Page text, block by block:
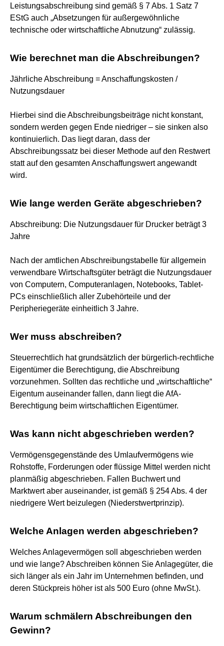
Leistungsabschreibung sind gemäß § 7 Abs. 1 Satz 7
EStG auch „Absetzungen für außergewöhnliche
technische oder wirtschaftliche Abnutzung“ zulässig.
Wie berechnet man die Abschreibungen?
Jährliche Abschreibung = Anschaffungskosten /
Nutzungsdauer
Hierbei sind die Abschreibungsbeiträge nicht konstant,
sondern werden gegen Ende niedriger – sie sinken also
kontinuierlich. Das liegt daran, dass der
Abschreibungssatz bei dieser Methode auf den Restwert
statt auf den gesamten Anschaffungswert angewandt
wird.
Wie lange werden Geräte abgeschrieben?
Abschreibung: Die Nutzungsdauer für Drucker beträgt 3
Jahre
Nach der amtlichen Abschreibungstabelle für allgemein
verwendbare Wirtschaftsgüter beträgt die Nutzungsdauer
von Computern, Computeranlagen, Notebooks, Tablet-
PCs einschließlich aller Zubehörteile und der
Peripheriegeräte einheitlich 3 Jahre.
Wer muss abschreiben?
Steuerrechtlich hat grundsätzlich der bürgerlich-rechtliche
Eigentümer die Berechtigung, die Abschreibung
vorzunehmen. Sollten das rechtliche und „wirtschaftliche“
Eigentum auseinander fallen, dann liegt die AfA-
Berechtigung beim wirtschaftlichen Eigentümer.
Was kann nicht abgeschrieben werden?
Vermögensgegenstände des Umlaufvermögens wie
Rohstoffe, Forderungen oder flüssige Mittel werden nicht
planmäßig abgeschrieben. Fallen Buchwert und
Marktwert aber auseinander, ist gemäß § 254 Abs. 4 der
niedrigere Wert beizulegen (Niederstwertprinzip).
Welche Anlagen werden abgeschrieben?
Welches Anlagevermögen soll abgeschrieben werden
und wie lange? Abschreiben können Sie Anlagegüter, die
sich länger als ein Jahr im Unternehmen befinden, und
deren Stückpreis höher ist als 500 Euro (ohne MwSt.).
Warum schmälern Abschreibungen den
Gewinn?